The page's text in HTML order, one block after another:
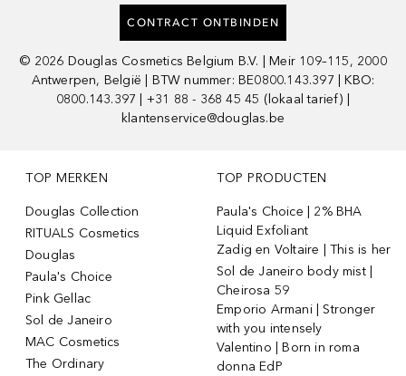
CONTRACT ONTBINDEN
© 2026 Douglas Cosmetics Belgium B.V. | Meir 109–115, 2000
Antwerpen, België | BTW nummer: BE0800.143.397 | KBO:
0800.143.397 | +31 88 - 368 45 45 (lokaal tarief) |
klantenservice@douglas.be
TOP MERKEN
Douglas Collection
RITUALS Cosmetics
Douglas
Paula's Choice
Pink Gellac
Sol de Janeiro
MAC Cosmetics
The Ordinary
TOP PRODUCTEN
Paula's Choice | 2% BHA
Liquid Exfoliant
Zadig en Voltaire | This is her
Sol de Janeiro body mist |
Cheirosa 59
Emporio Armani | Stronger
with you intensely
Valentino | Born in roma
donna EdP